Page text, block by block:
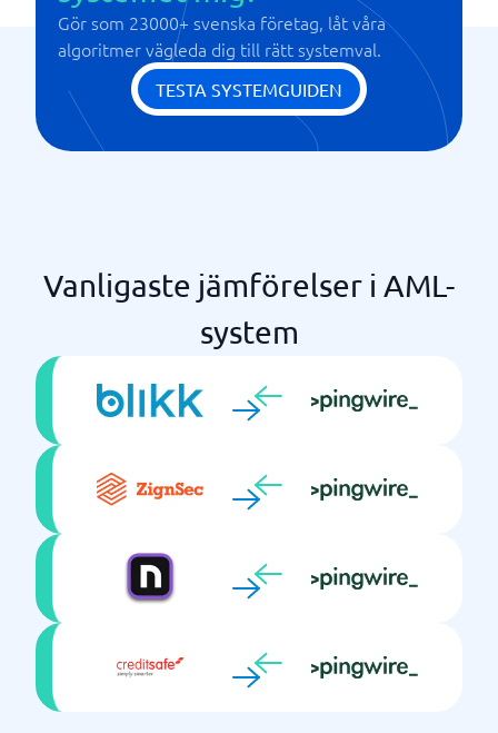
Riskbedömningar
Uppdateringar i realtid
Gör som 23000+ svenska företag, låt våra
algoritmer vägleda dig till rätt systemval.
TESTA SYSTEMGUIDEN
Vanligaste jämförelser i AML-
system